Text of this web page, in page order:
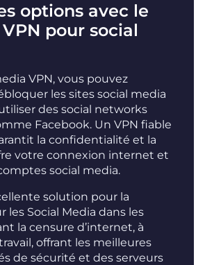
options avec le
pour social
VPN, vous pouvez
les sites social media
des social networks
Facebook. Un VPN fiable
la confidentialité et la
votre connexion internet et
social media.
solution pour la
les Social Media dans les
la censure d’internet, à
offrant les meilleures
de sécurité et des serveurs